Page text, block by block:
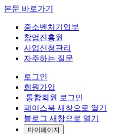
본문 바로가기
중소벤처기업부
창업진흥원
사업신청관리
자주하는 질문
로그인
회원가입
통합회원 로그인
페이스북 새창으로 열기
블로그 새창으로 열기
마이페이지